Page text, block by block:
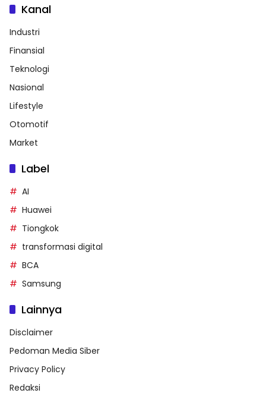
Kanal
Industri
Finansial
Teknologi
Nasional
Lifestyle
Otomotif
Market
Label
AI
Huawei
Tiongkok
transformasi digital
BCA
Samsung
Lainnya
Disclaimer
Pedoman Media Siber
Privacy Policy
Redaksi